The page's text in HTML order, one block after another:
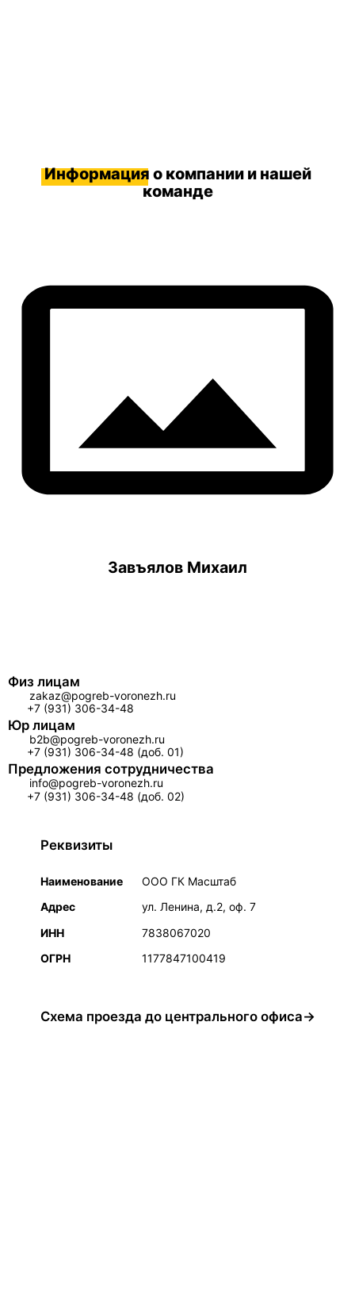
Информация о компании и нашей
команде
Завъялов Михаил
Физ лицам
zakaz@pogreb-voronezh.ru
+7 (931) 306-34-48
Юр лицам
b2b@pogreb-voronezh.ru
+7 (931) 306-34-48 (доб. 01)
Предложения сотрудничества
info@pogreb-voronezh.ru
+7 (931) 306-34-48 (доб. 02)
Реквизиты
Наименование
ООО ГК Масштаб
Адрес
ул. Ленина, д.2, оф. 7
ИНН
7838067020
ОГРН
1177847100419
Схема проезда до центрального офиса→